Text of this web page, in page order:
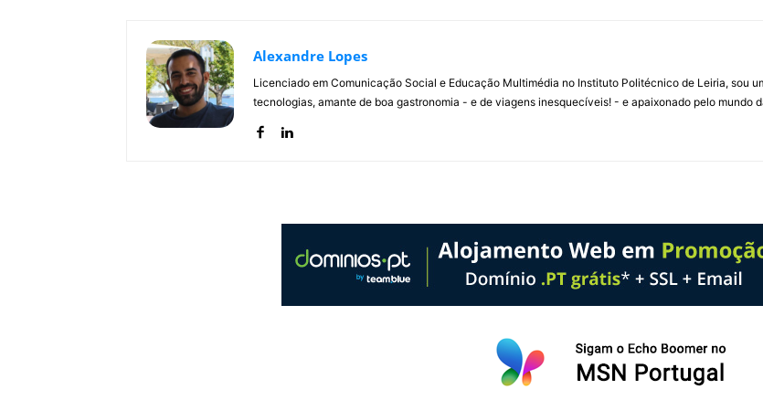
Alexandre Lopes
Licenciado em Comunicação Social e Educação Multimédia no Instituto Politécnico de Leiria, sou
tecnologias, amante de boa gastronomia - e de viagens inesquecíveis! - e apaixonado pelo mundo